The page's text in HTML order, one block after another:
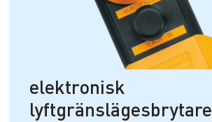
elektronisk
lyftgränslägesbrytare